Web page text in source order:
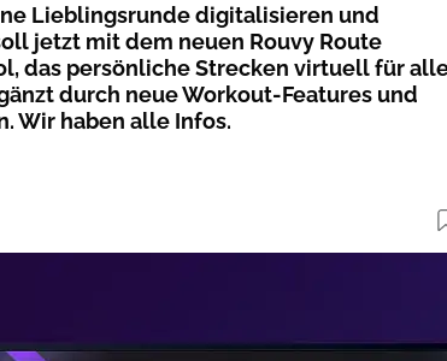
Lieblingsrunde digitalisieren und
jetzt mit dem neuen Rouvy Route
das persönliche Strecken virtuell für
durch neue Workout-Features und
Wir haben alle Infos.